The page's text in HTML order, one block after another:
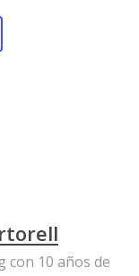
con 10 años de